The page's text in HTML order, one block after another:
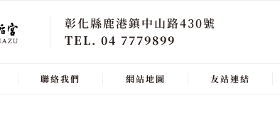
彰化縣鹿港鎮中山路430號
TEL. 04 7779899
聯絡我們 網站地圖 友站連結